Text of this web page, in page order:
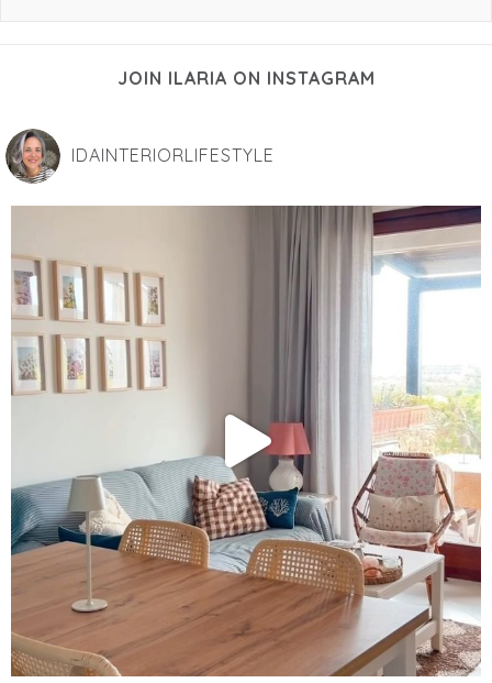
JOIN ILARIA ON INSTAGRAM
IDAINTERIORLIFESTYLE